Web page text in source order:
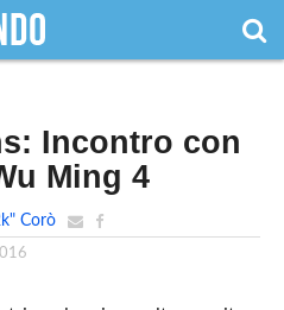
Incontro con
Ming 4
Corò